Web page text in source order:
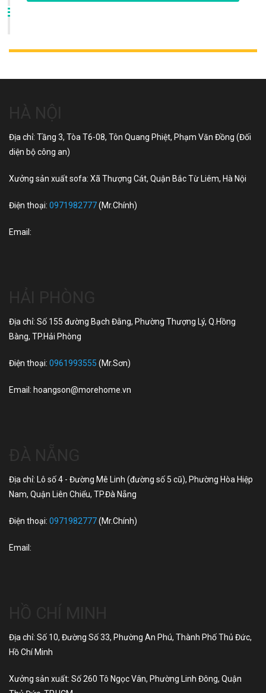
Địa chỉ: Tầng 3, Tòa T6-08, Tôn Quang Phiệt, Phạm Văn Đồng (Đối
diện bộ công an)
Xưởng sản xuất sofa: Xã Thượng Cát, Quận Bắc Từ Liêm, Hà Nội
Điện thoại: 0971982777(Mr.Chính)
Email:
Địa chỉ: Số 155 đường Bạch Đằng, Phường Thượng Lý, Q.Hồng
Bàng, TP.Hải Phòng
Điện thoại: 0961993555 (Mr.Sơn)
Email: hoangson@morehome.vn
Địa chỉ: Lô số 4 - Đường Mê Linh (đường số 5 cũ), Phường Hòa Hiệp
Nam, Quận Liên Chiểu, TP.Đà Nẵng
Điện thoại: 0971982777(Mr.Chính)
Email:
Địa chỉ: Số 10, Đường Số 33, Phường An Phú, Thành Phố Thủ Đức,
Hồ Chí Minh
Xưởng sản xuất: Số 260 Tô Ngọc Vân, Phường Linh Đông, Quận